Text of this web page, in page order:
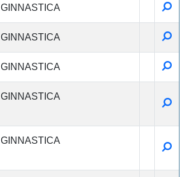
GINNASTICA
GINNASTICA
GINNASTICA
GINNASTICA
GINNASTICA